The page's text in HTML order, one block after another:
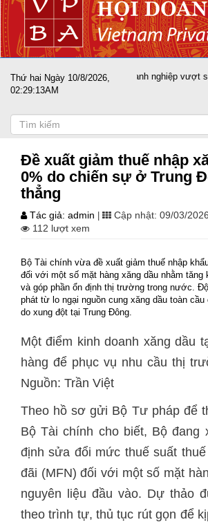
Thứ hai Ngày 10/8/2026,
02:29:14AM
Đất nước sát cánh cùng doanh nghiệp vượt
Đề xuất giảm thuế nhập
0% do chiến sự ở Trung
thẳng
Tác giả: admin Cập nhật: 09/03/2026
112 lượt xem
Bộ Tài chính vừa đề xuất giảm thuế nhập
đối với một số mặt hàng xăng dầu nhằm tăng
và góp phần ổn định thị trường trong nước.
phát từ lo ngại nguồn cung xăng dầu toàn cầu
do xung đột tại Trung Đông.
Một điểm kinh doanh xăng dầu
hàng để phục vụ nhu cầu thị
Nguồn: Trần Việt
Theo hồ sơ gửi Bộ Tư pháp để
Bộ Tài chính cho biết, Bộ đang
định sửa đổi mức thuế suất
đãi (MFN) đối với một số mặt
nguyên liệu đầu vào. Dự thảo
theo trình tự, thủ tục rút gọn để